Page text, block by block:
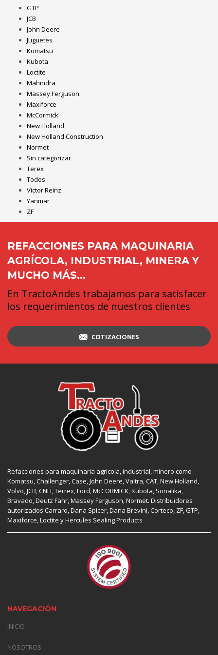
GTP
JCB
John Deere
Juguetes
Komatsu
Kubota
Loctite
Mahindra
Massey Ferguson
Maxiforce
McCormick
New Holland
New Holland Construction
Normet
Sin categorizar
Terex
Todos
Victor Reinz
Yanmar
ZF
REFACCIONES PARA MAQUINARIA
AGRÍCOLA, INDUSTRIAL, MINERA Y
MUCHO MÁS...
En TractoAndes trabajamos para satisfacer
los requerimientos de nuestros clientes
COTIZACIONES
Refacciones para maquinaria agrícola, industrial, minero como
Komatsu, Challenger, Case John Deere , Valtra, CAT New Holland
Volvo, JCB CNH , Terrex, Ford , McCORMICK, Kubota , Sonalika,
Bravado, Deutz Fahr, Massey Ferguson Normet. Distribuidores
autorizados Carraro Dana Spicer , Dana Brevini, Corteco ZF GTP
Maxiforce, Loctite y Hercules Sealing Products
NAVEGACIÓN
INICIO
NOSOTROS